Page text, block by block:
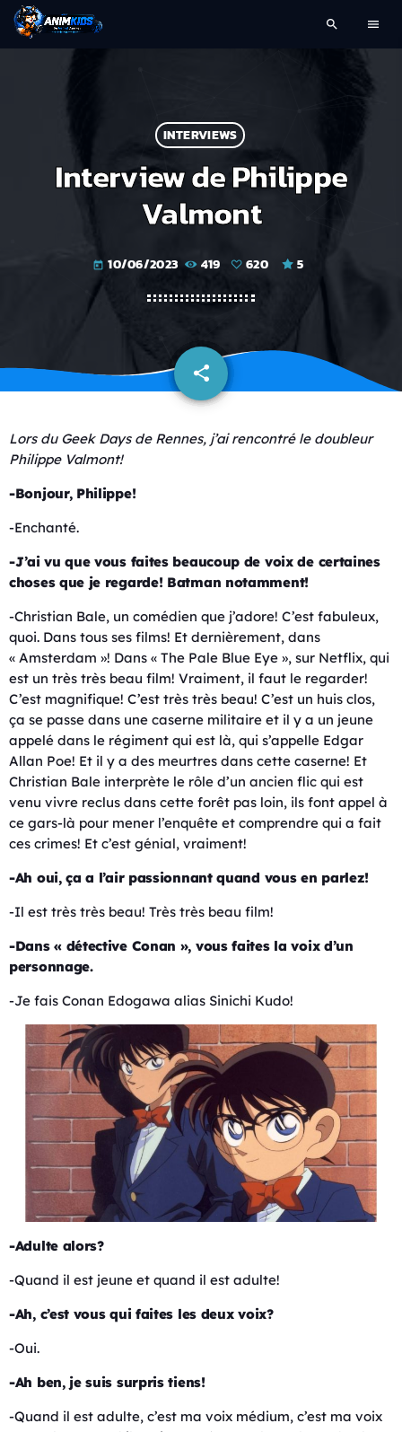
search menu
INTERVIEWS
Interview de Philippe
Valmont
today 10/06/2023 419 620 5
share
email
Lors du Geek Days de Rennes, j’ai rencontré le doubleur
Philippe Valmont!
-Bonjour, Philippe!
-Enchanté.
-J’ai vu que vous faites beaucoup de voix de certaines
choses que je regarde! Batman notamment!
-Christian Bale, un comédien que j’adore! C’est fabuleux,
quoi. Dans tous ses films! Et dernièrement, dans
« Amsterdam »! Dans « The Pale Blue Eye », sur Netflix, qui
est un très très beau film! Vraiment, il faut le regarder!
C’est magnifique! C’est très très beau! C’est un huis clos,
ça se passe dans une caserne militaire et il y a un jeune
appelé dans le régiment qui est là, qui s’appelle Edgar
Allan Poe! Et il y a des meurtres dans cette caserne! Et
Christian Bale interprète le rôle d’un ancien flic qui est
venu vivre reclus dans cette forêt pas loin, ils font appel à
ce gars-là pour mener l’enquête et comprendre qui a fait
ces crimes! Et c’est génial, vraiment!
-Ah oui, ça a l’air passionnant quand vous en parlez!
-Il est très très beau! Très très beau film!
-Dans « détective Conan », vous faites la voix d’un
personnage.
-Je fais Conan Edogawa alias Sinichi Kudo!
-Adulte alors?
-Quand il est jeune et quand il est adulte!
-Ah, c’est vous qui faites les deux voix?
-Oui.
-Ah ben, je suis surpris tiens!
-Quand il est adulte, c’est ma voix médium, c’est ma voix